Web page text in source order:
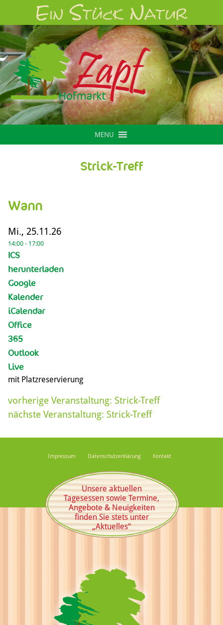
MENU
Strick-Treff
Wann
Mi., 25.11.26
14:00 - 17:00
ICS
herunterladen
Google
Kalender
iCalendar
Office
365
Outlook
Live
mit Platzreservierung
vorherige Veranstaltung: Strick-Treff
nächste Veranstaltung: Strick-Treff
Impressum Datenschutzerklärung Kontakt
Unsere aktuellen
Tagesessen sowie Termine,
Angebote & Neuigkeiten
finden Sie stets unter
„Aktuelles“